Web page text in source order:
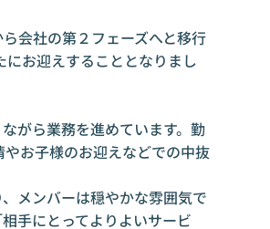
会社の第２フェーズへと移行
お迎えすることとなりまし
がら業務を進めています。勤
お子様のお迎えなどでの中抜
メンバーは穏やかな雰囲気で
手にとってよりよいサービ